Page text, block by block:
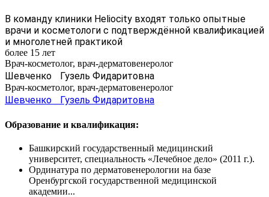
В команду клиники Heliocity входят только опытные
врачи и косметологи с подтверждённой квалификацией
и многолетней практикой
более 15 лет
Врач-косметолог, врач-дерматовенеролог
Шевченко Гузель Фидаритовна
Врач-косметолог, врач-дерматовенеролог
Шевченко Гузель Фидаритовна
Образование и квалификация:
Башкирский государственный медицинский
университет, специальность «Лечебное дело» (2011 г.).
Ординатура по дерматовенерологии на базе
Оренбургской государственной медицинской
академии...